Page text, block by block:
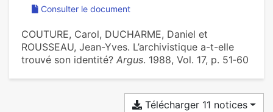
Consulter le document
COUTURE, Carol, DUCHARME, Daniel et
ROUSSEAU, Jean-Yves. L’archivistique a-t-elle
trouvé son identité? Argus. 1988, Vol. 17, p. 51‑60
Télécharger 11 notices